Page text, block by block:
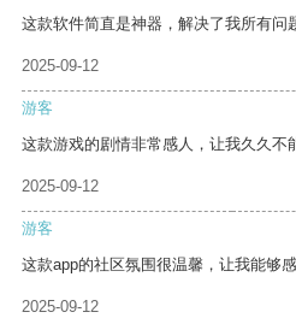
这款软件简直是神器，解决了我所有问
2025-09-12
游客
这款游戏的剧情非常感人，让我久久不
2025-09-12
游客
这款app的社区氛围很温馨，让我能够
2025-09-12